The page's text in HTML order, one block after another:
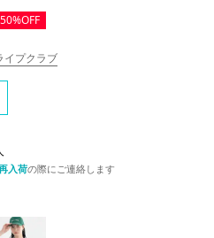
50%OFF
イプクラブ
入荷の際にご連絡します